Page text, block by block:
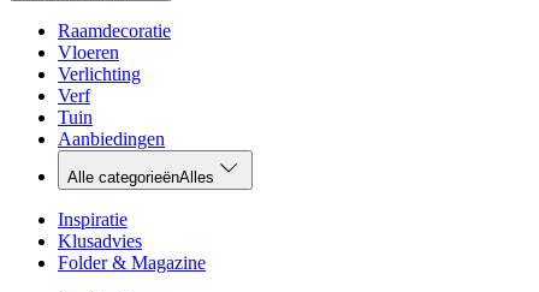
Raamdecoratie
Vloeren
Verlichting
Verf
Tuin
Aanbiedingen
Alle categorieënAlles
Inspiratie
Klusadvies
Folder & Magazine